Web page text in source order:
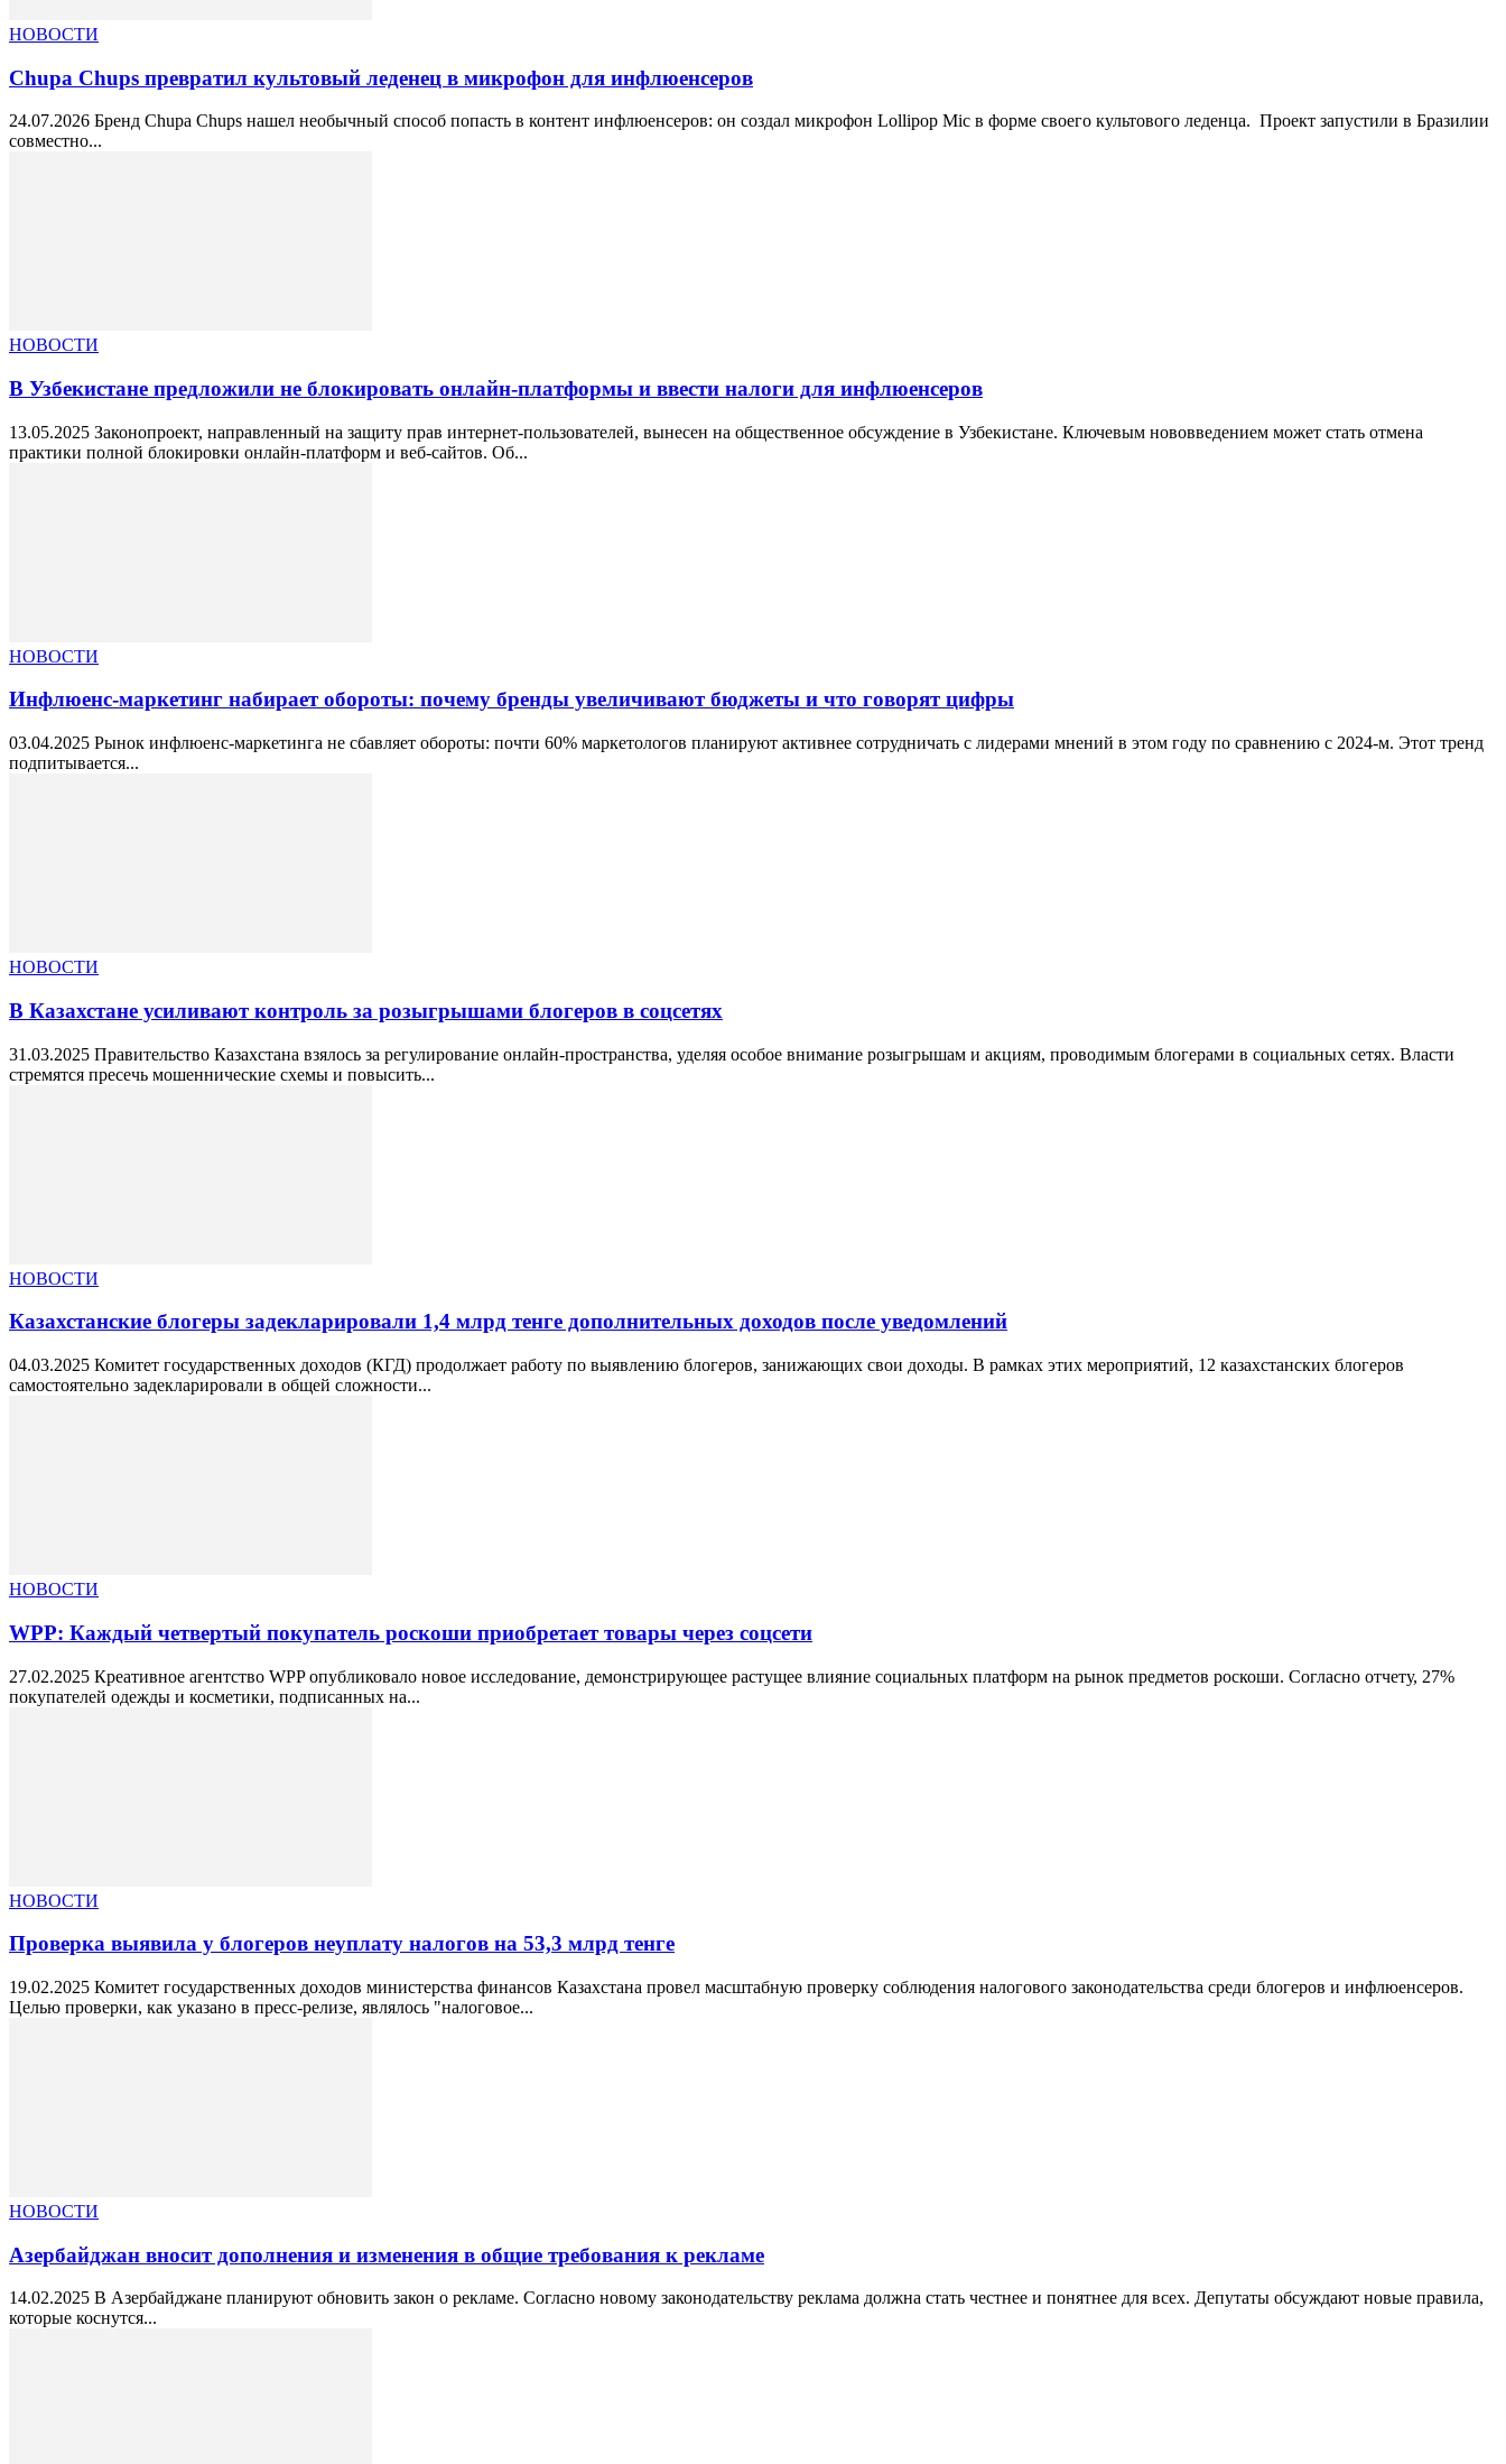
НОВОСТИ
Chupa Chups превратил культовый леденец в микрофон для инфлюенсеров
24.07.2026 Бренд Chupa Chups нашел необычный способ попасть в контент инфлюенсеров: он создал микрофон Lollipop Mic в форме своего культового леденца. Проект запустили в Бразилии
совместно...
НОВОСТИ
В Узбекистане предложили не блокировать онлайн-платформы и ввести налоги для инфлюенсеров
13.05.2025 Законопроект, направленный на защиту прав интернет-пользователей, вынесен на общественное обсуждение в Узбекистане. Ключевым нововведением может стать отмена
практики полной блокировки онлайн-платформ и веб-сайтов. Об...
НОВОСТИ
Инфлюенс-маркетинг набирает обороты: почему бренды увеличивают бюджеты и что говорят цифры
03.04.2025 Рынок инфлюенс-маркетинга не сбавляет обороты: почти 60% маркетологов планируют активнее сотрудничать с лидерами мнений в этом году по сравнению с 2024-м. Этот тренд
подпитывается...
НОВОСТИ
В Казахстане усиливают контроль за розыгрышами блогеров в соцсетях
31.03.2025 Правительство Казахстана взялось за регулирование онлайн-пространства, уделяя особое внимание розыгрышам и акциям, проводимым блогерами в социальных сетях. Власти
стремятся пресечь мошеннические схемы и повысить...
НОВОСТИ
Казахстанские блогеры задекларировали 1,4 млрд тенге дополнительных доходов после уведомлений
04.03.2025 Комитет государственных доходов (КГД) продолжает работу по выявлению блогеров, занижающих свои доходы. В рамках этих мероприятий, 12 казахстанских блогеров
самостоятельно задекларировали в общей сложности...
НОВОСТИ
WPP: Каждый четвертый покупатель роскоши приобретает товары через соцсети
27.02.2025 Креативное агентство WPP опубликовало новое исследование, демонстрирующее растущее влияние социальных платформ на рынок предметов роскоши. Согласно отчету, 27%
покупателей одежды и косметики, подписанных на...
НОВОСТИ
Проверка выявила у блогеров неуплату налогов на 53,3 млрд тенге
19.02.2025 Комитет государственных доходов министерства финансов Казахстана провел масштабную проверку соблюдения налогового законодательства среди блогеров и инфлюенсеров.
Целью проверки, как указано в пресс-релизе, являлось "налоговое...
НОВОСТИ
Азербайджан вносит дополнения и изменения в общие требования к рекламе
14.02.2025 В Азербайджане планируют обновить закон о рекламе. Согласно новому законодательству реклама должна стать честнее и понятнее для всех. Депутаты обсуждают новые правила,
которые коснутся...